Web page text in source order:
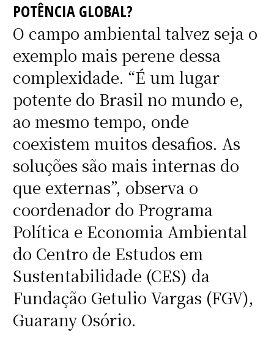
POTÊNCIA GLOBAL?
O campo ambiental talvez seja o
exemplo mais perene dessa
complexidade. “É um lugar
potente do Brasil no mundo e,
ao mesmo tempo, onde
coexistem muitos desafios. As
soluções são mais internas do
que externas”, observa o
coordenador do Programa
Política e Economia Ambiental
do Centro de Estudos em
Sustentabilidade (CES) da
Fundação Getulio Vargas (FGV),
Guarany Osório.